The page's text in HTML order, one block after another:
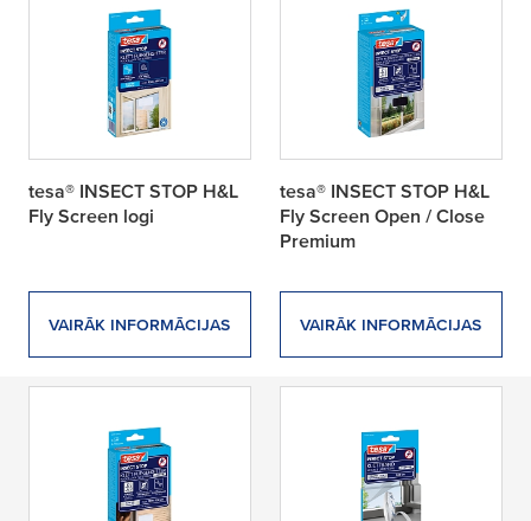
tesa® INSECT STOP H&L
Fly Screen logi
VAIRĀK INFORMĀCIJAS
tesa® INSECT STOP H&L
Fly Screen Open / Close
Premium
VAIRĀK INFORMĀCIJAS